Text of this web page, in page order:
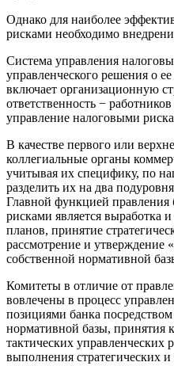
Однако для наиболее
рисками необходимо
Система управления
управленческого решения о
включает организационную
ответственность −
управление ­налоговыми
В качестве первого или
коллегиальные органы
учитывая их специфику, по
разделить их на два
Главной функцией правления
рисками является выработка
планов, принятие
рассмотрение и утверждение
собственной нормативной
Комитеты в отличие от
вовлечены в процесс
позициями банка
нормативной базы, принятия
тактических управленческих
выполнения стратегических